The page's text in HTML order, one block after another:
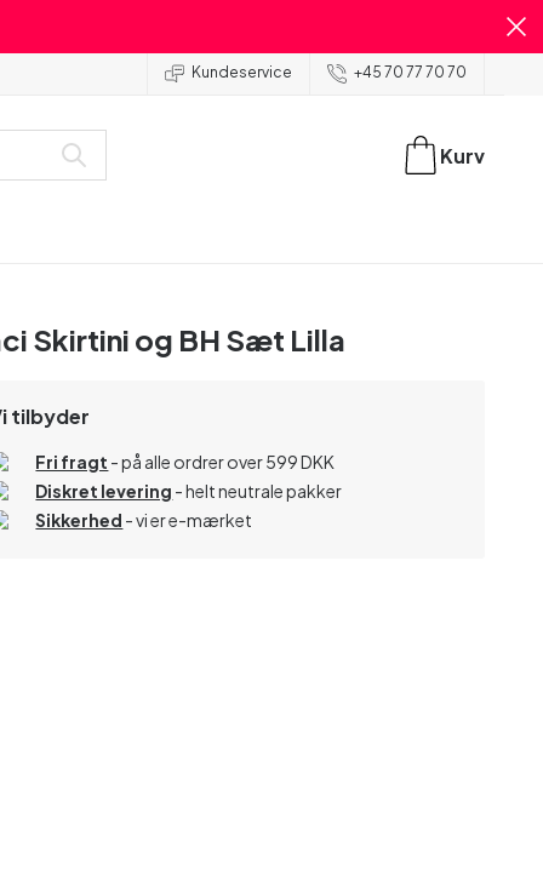
Kundeservice +45 70 77 70 70
Kurv
Skirtini og BH Sæt Lilla
tilbyder
Fri fragt - på alle ordrer over 599 DKK
Diskret levering - helt neutrale pakker
Sikkerhed - vi er e-mærket